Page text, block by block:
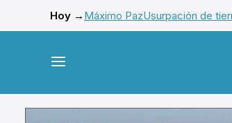
Hoy → Máximo PazUsurpación de